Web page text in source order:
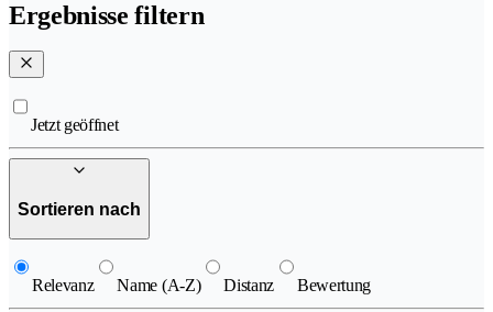
Ergebnisse filtern
Jetzt geöffnet
Sortieren nach
Relevanz Name (A-Z) Distanz Bewertung